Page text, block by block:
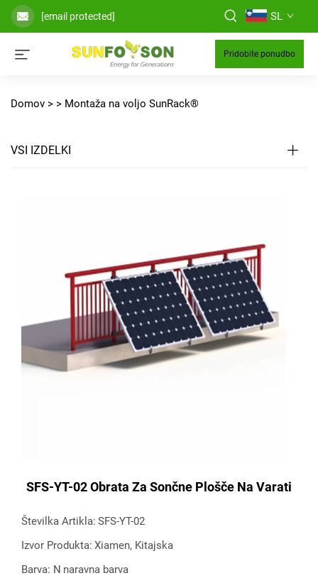
[email protected] SL
Pridobite ponudbo
Domov > > Montaža na voljo SunRack®
VSI IZDELKI
SFS-YT-02 Obrata Za Sončne Plošče Na Varati
Številka Artikla: SFS-YT-02
Izvor Produkta: Xiamen, Kitajska
Barva: N naravna barva